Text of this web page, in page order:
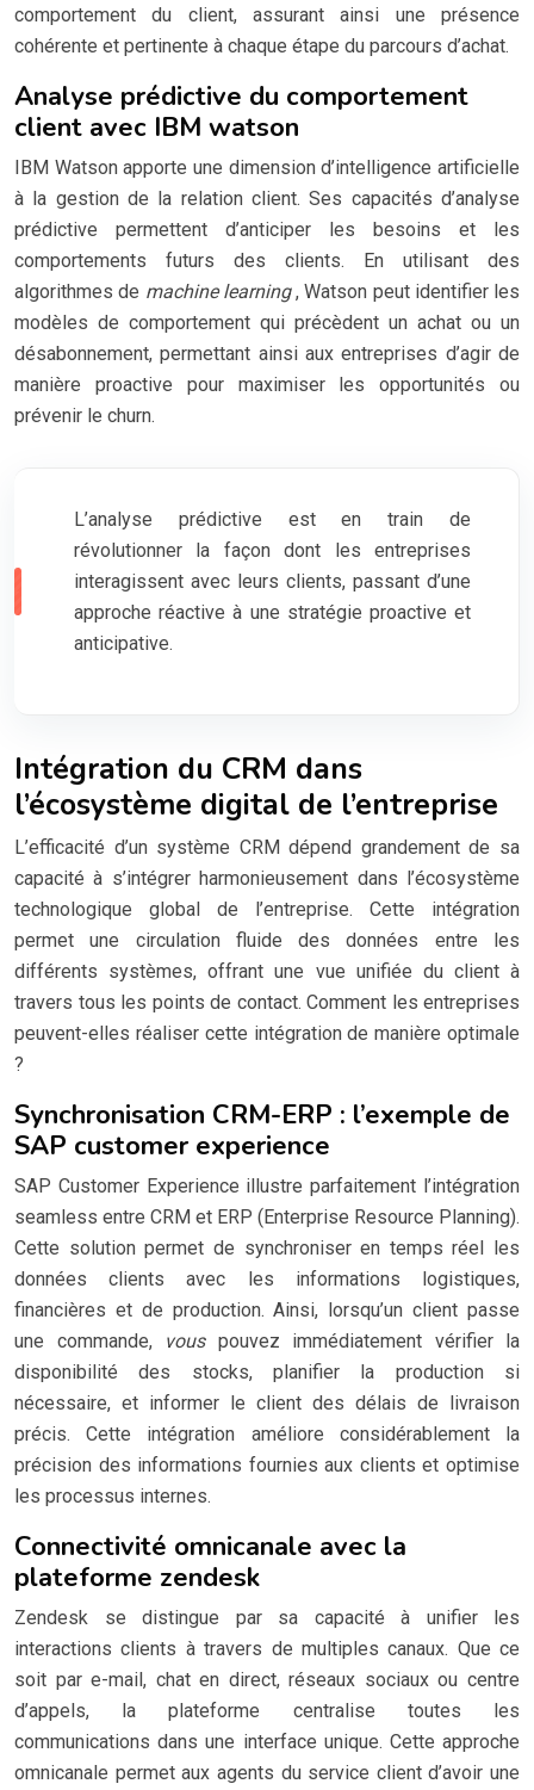
comportement du client, assurant ainsi une présence
cohérente et pertinente à chaque étape du parcours d’achat.
Analyse prédictive du comportement
client avec IBM watson
IBM Watson apporte une dimension d’intelligence artificielle
à la gestion de la relation client. Ses capacités d’analyse
prédictive permettent d’anticiper les besoins et les
comportements futurs des clients. En utilisant des
algorithmes de machine learning, Watson peut identifier les
modèles de comportement qui précèdent un achat ou un
désabonnement, permettant ainsi aux entreprises d’agir de
manière proactive pour maximiser les opportunités ou
prévenir le churn.
L’analyse prédictive est en train de
révolutionner la façon dont les entreprises
interagissent avec leurs clients, passant d’une
approche réactive à une stratégie proactive et
anticipative.
Intégration du CRM dans
l’écosystème digital de l’entreprise
L’efficacité d’un système CRM dépend grandement de sa
capacité à s’intégrer harmonieusement dans l’écosystème
technologique global de l’entreprise. Cette intégration
permet une circulation fluide des données entre les
différents systèmes, offrant une vue unifiée du client à
travers tous les points de contact. Comment les entreprises
peuvent-elles réaliser cette intégration de manière optimale
?
Synchronisation CRM-ERP : l’exemple de
SAP customer experience
SAP Customer Experience illustre parfaitement l’intégration
seamless entre CRM et ERP (Enterprise Resource Planning).
Cette solution permet de synchroniser en temps réel les
données clients avec les informations logistiques,
financières et de production. Ainsi, lorsqu’un client passe
une commande,
vous pouvez immédiatement vérifier la
disponibilité des stocks, planifier la production si
nécessaire, et informer le client des délais de livraison
précis. Cette intégration améliore considérablement la
précision des informations fournies aux clients et optimise
les processus internes.
Connectivité omnicanale avec la
plateforme zendesk
Zendesk se distingue par sa capacité à unifier les
interactions clients à travers de multiples canaux. Que ce
soit par e-mail, chat en direct, réseaux sociaux ou centre
d’appels, la plateforme centralise toutes les
communications dans une interface unique. Cette approche
omnicanale permet aux agents du service client d’avoir une